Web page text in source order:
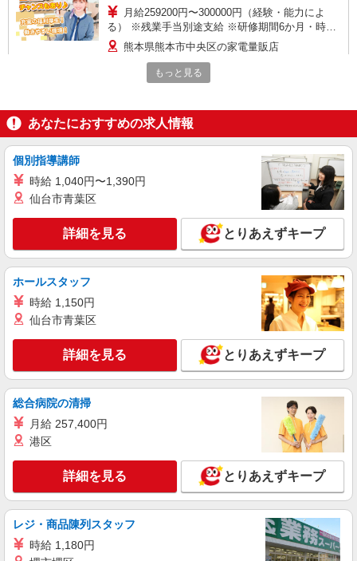
月給259200円〜300000円（経験・能力によ
る） ※残業手当別途支給 ※研修期間6か月・時給
1500円〜 ★交通費別途支給（規定あり） ゜
+゜・。○。・゜+゜・。○。・゜+゜ 入社祝い金10
万円支給(規定有) お友達を紹介頂くと, インセンテ
ィブ支給(規定有) ゜・。○。・゜+゜・。○。・゜
熊本県熊本市中央区の家電量販店
派遣社員
株式会社シエロ
時給1250円〜 ※残業代支給 ★交通費別途支給
（規定あり） ゜+゜・。○。・゜+゜・。○。・゜
頂くと, インセンティブ支給(規定有) ★月2回払
い・週払い可能（規程有）★ ゜・。○。・゜
熊本県熊本市中央区のauショップ
キープ 詳細を見る
紹介予定派遣
株式会社シエロ
人気機種に詳しくなれる携帯販売【au】
月給259200円〜300000円（経験・能力によ
る） ※残業手当別途支給 ※研修期間6か月・時給
1500円〜 ★交通費別途支給（規定あり） ゜
+゜・。○。・゜+゜・。○。・゜+゜ 入社祝い金10
万円支給(規定有) お友達を紹介頂くと, インセンテ
ィブ支給(規定有) ゜・。○。・゜+゜・。○。・゜
+゜
熊本県熊本市中央区の家電量販店
キープ 詳細を見る
派遣社員
人気機種に詳しくなれる携帯販売【au】
月給259200円〜300000円（経験・能力によ
る） ※残業手当別途支給 ※研修期間6か月・時給
1500円〜 ★交通費別途支給（規定あり） ゜
+゜・。○。・゜+゜・。○。・゜+゜ 入社祝い金10
熊本県熊本市中央区の家電量販店
もっと見る
あなたにおすすめの求人情報
個別指導講師
時給 1,040円〜1,390円
仙台市青葉区
詳細を見る とりあえずキープ
ホールスタッフ
時給 1,150円
仙台市青葉区
詳細を見る とりあえずキープ
総合病院の清掃
月給 257,400円
港区
詳細を見る とりあえずキープ
レジ・商品陳列スタッフ
時給 1,180円